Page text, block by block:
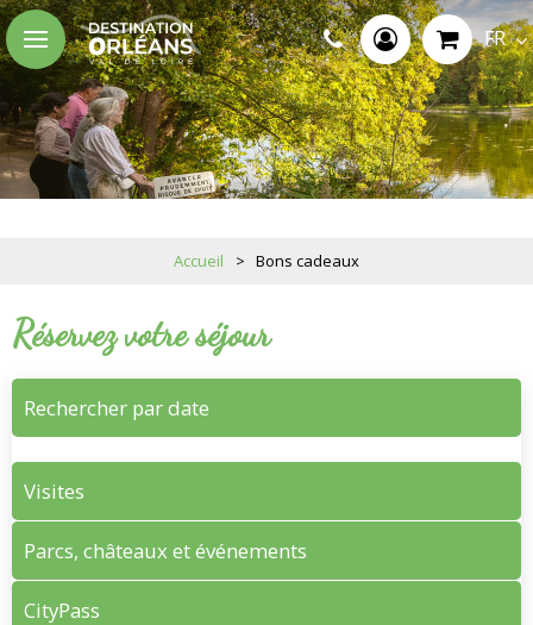
FR
Accueil > Bons cadeaux
Réservez votre séjour
Rechercher par date
Visites
Parcs, châteaux et événements
CityPass